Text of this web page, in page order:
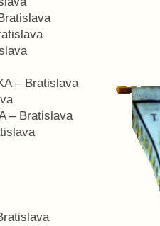
– Bratislava
– Bratislava